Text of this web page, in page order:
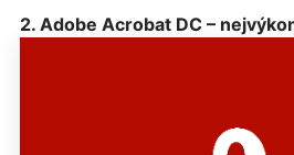
2. Adobe Acrobat DC –